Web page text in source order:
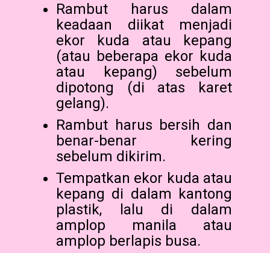
Rambut harus dalam
keadaan diikat menjadi
ekor kuda atau kepang
(atau beberapa ekor kuda
atau kepang) sebelum
dipotong (di atas karet
gelang).
Rambut harus bersih dan
benar-benar kering
sebelum dikirim.
Tempatkan ekor kuda atau
kepang di dalam kantong
plastik, lalu di dalam
amplop manila atau
amplop berlapis busa.